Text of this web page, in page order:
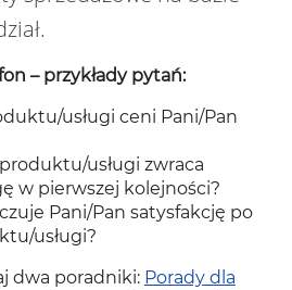
– przykłady pytań:
usługi ceni Pani/Pan
usługi zwraca
w pierwszej kolejności?
Pani/Pan satysfakcję po
usługi?
dwa poradniki: Porady dla